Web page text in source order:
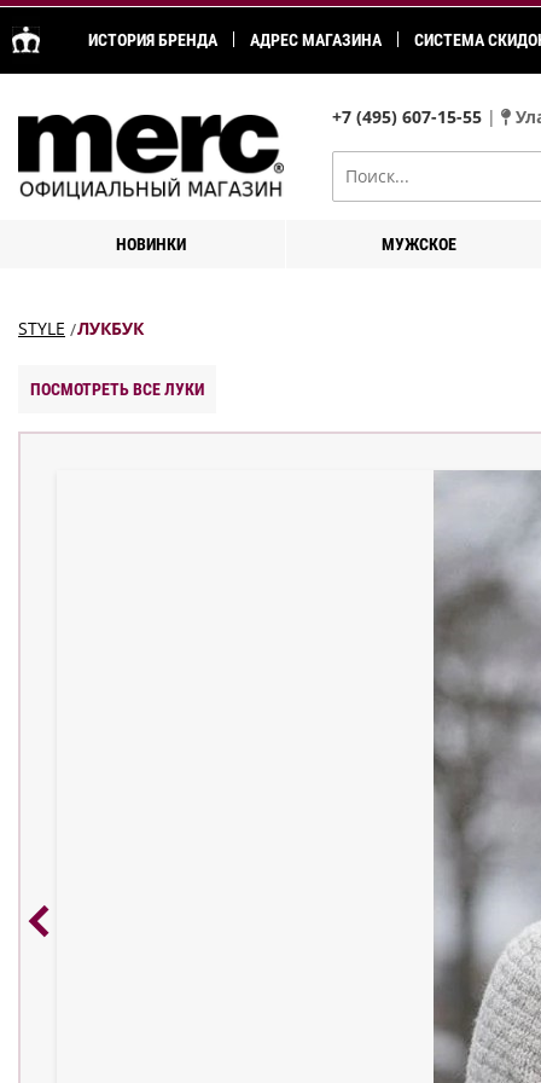
ИСТОРИЯ БРЕНДА АДРЕС МАГАЗИНА СИСТЕМА
+7 (495) 607-15-55 |
НОВИНКИ МУЖСКОЕ
STYLE ЛУКБУК
ПОСМОТРЕТЬ ВСЕ ЛУКИ